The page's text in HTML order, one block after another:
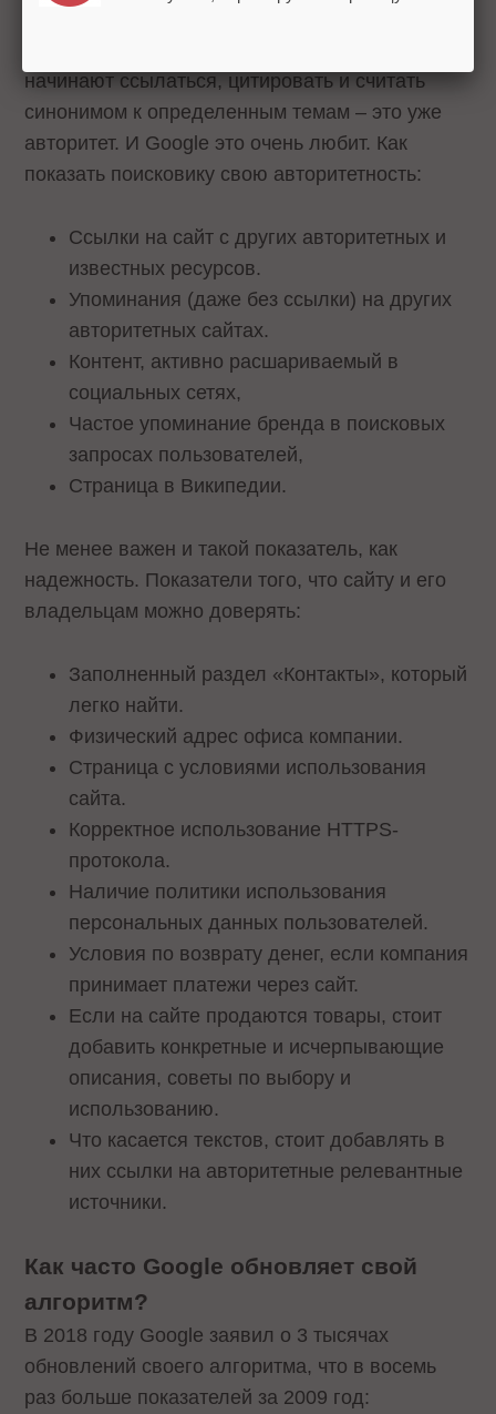
начинают ссылаться, цитировать и считать
синонимом к определенным темам – это уже
авторитет. И Google это очень любит. Как
показать поисковику свою авторитетность:
Ссылки на сайт с других авторитетных и
известных ресурсов.
Упоминания (даже без ссылки) на других
авторитетных сайтах.
Контент, активно расшариваемый в
социальных сетях,
Частое упоминание бренда в поисковых
запросах пользователей,
Страница в Википедии.
Не менее важен и такой показатель, как
надежность. Показатели того, что сайту и его
владельцам можно доверять:
Заполненный раздел «Контакты», который
легко найти.
Физический адрес офиса компании.
Страница с условиями использования
сайта.
Корректное использование HTTPS-
протокола.
Наличие политики использования
персональных данных пользователей.
Условия по возврату денег, если компания
принимает платежи через сайт.
Если на сайте продаются товары, стоит
добавить конкретные и исчерпывающие
описания, советы по выбору и
использованию.
Что касается текстов, стоит добавлять в
них ссылки на авторитетные релевантные
источники.
Как часто Google обновляет свой
алгоритм?
В 2018 году Google заявил о 3 тысячах
обновлений своего алгоритма, что в восемь
раз больше показателей за 2009 год: